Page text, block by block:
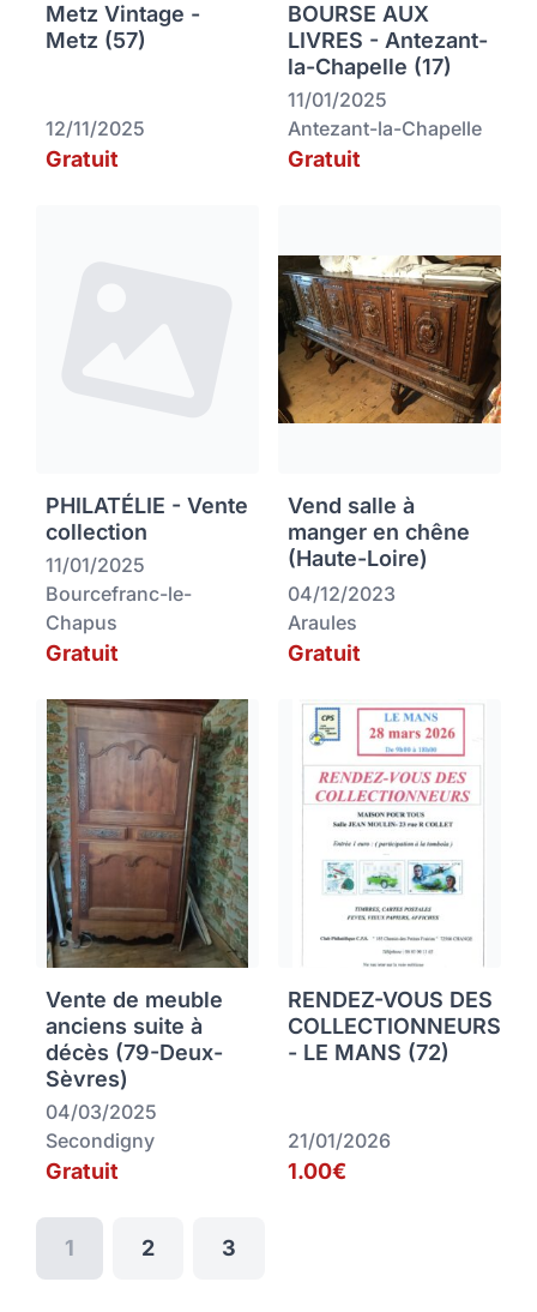
Metz Vintage -
Metz (57)
12/11/2025
Gratuit
BOURSE AUX
LIVRES - Antezant-
la-Chapelle (17)
11/01/2025
Antezant-la-Chapelle
Gratuit
PHILATÉLIE - Vente
collection
11/01/2025
Bourcefranc-le-
Chapus
Gratuit
Vend salle à
manger en chêne
(Haute-Loire)
04/12/2023
Araules
Gratuit
Vente de meuble
anciens suite à
décès (79-Deux-
Sèvres)
04/03/2025
Secondigny
Gratuit
RENDEZ-VOUS DES
COLLECTIONNEURS
- LE MANS (72)
21/01/2026
1.00€
1 2 3